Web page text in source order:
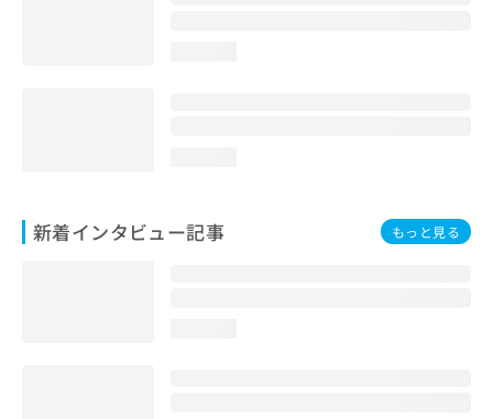
新着インタビュー記事 もっと見る